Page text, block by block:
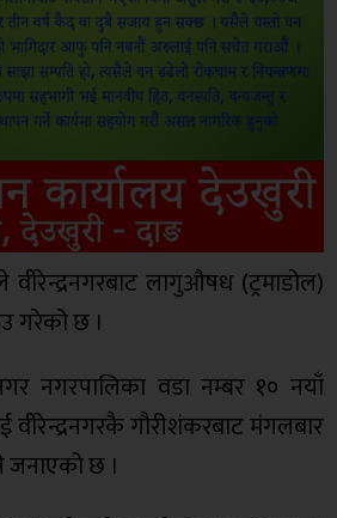
लागुऔषध (ट्रमाडोल)
गरेको छ ।
नगरपालिका वडा नम्बर १० नयाँ
गौरीशंकरबाट मंगलबार
जनाएको छ ।